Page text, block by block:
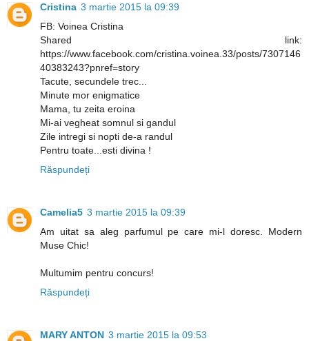
Cristina 3 martie 2015 la 09:39
FB: Voinea Cristina
Shared link:
https://www.facebook.com/cristina.voinea.33/posts/7307146
40383243?pnref=story
Tacute, secundele trec...
Minute mor enigmatice
Mama, tu zeita eroina
Mi-ai vegheat somnul si gandul
Zile intregi si nopti de-a randul
Pentru toate...esti divina !
Răspundeți
Camelia5 3 martie 2015 la 09:39
Am uitat sa aleg parfumul pe care mi-l doresc. Modern
Muse Chic!
Multumim pentru concurs!
Răspundeți
MARY ANTON 3 martie 2015 la 09:53